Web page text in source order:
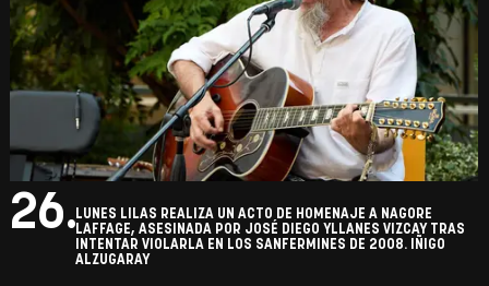
26.LUNES LILAS REALIZA UN ACTO DE HOMENAJE A NAGORE
LAFFAGE, ASESINADA POR JOSÉ DIEGO YLLANES VIZCAY TRAS
INTENTAR VIOLARLA EN LOS SANFERMINES DE 2008. IÑIGO
ALZUGARAY